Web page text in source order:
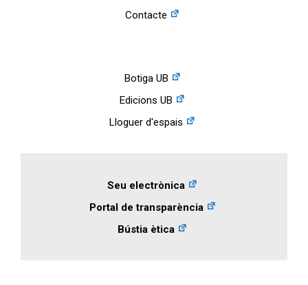
Contacte
Botiga UB
Edicions UB
Lloguer d'espais
Seu electrònica
Portal de transparència
Bústia ètica